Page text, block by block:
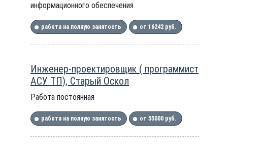
информационного обеспечения
работа на полную занятость от 16242 руб.
Инженер-проектировщик ( программист
АСУ ТП), Старый Оскол
Работа постоянная
работа на полную занятость от 55000 руб.